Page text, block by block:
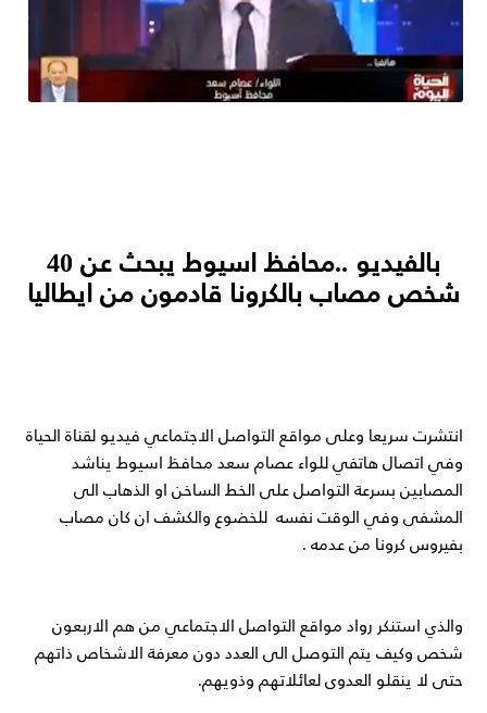
بالفيديو ..محافظ اسيوط يبحث عن 40
شخص مصاب بالكرونا قادمون من ايطاليا
انتشرت سريعا وعلى مواقع التواصل الاجتماعي فيديو لقناة الحياة
وفي اتصال هاتفي للواء عصام سعد محافظ اسيوط يناشد
المصابين بسرعة التواصل على الخط الساخن او الذهاب الى
المشفى وفي الوقت نفسه للخضوع والكشف ان كان مصاب
بفيروس كرونا من عدمه .
والذي استنكر رواد مواقع التواصل الاجتماعي من هم الاربعون
شخص وكيف يتم التوصل الى العدد دون معرفة الاشخاص ذاتهم
حتى لا ينقلو العدوى لعائلاتهم وذويهم.